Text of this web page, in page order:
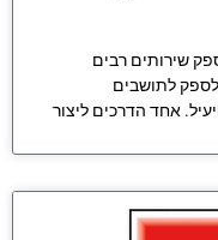
שירותים רבים
לתושבים
אחד הדרכים ליצור